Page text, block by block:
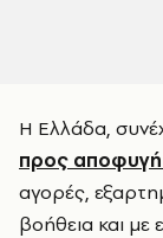
Η Ελλάδα,
προς
αγορές,
βοήθεια και